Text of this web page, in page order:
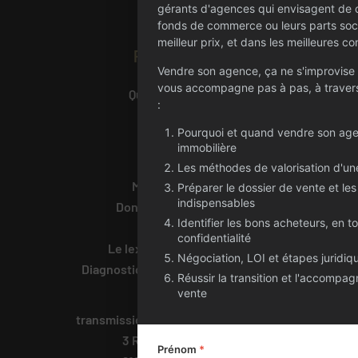
Présentation
Accueil
Qui sommes-nous
Annonces
Liens
Mentions légales
Données personnelles
Barème
Le lexique de l'immobilier
Diagnostic du potentiel de cession
Contact
transmission@century21france.com
3 Rue des Cévennes
gérants d'agences qui envisagent de
fonds de commerce ou leurs parts
meilleur prix, et dans les meilleures
Vendre son agence, ça ne
vous accompagne pas à pas, à
:
Pourquoi et quand vendre son
immobilière
Les méthodes de valorisation
Préparer le dossier de vente et
indispensables
Identifier les bons acheteurs, en
confidentialité
Négociation, LOI et étapes
Réussir la transition et
vente
Prénom *